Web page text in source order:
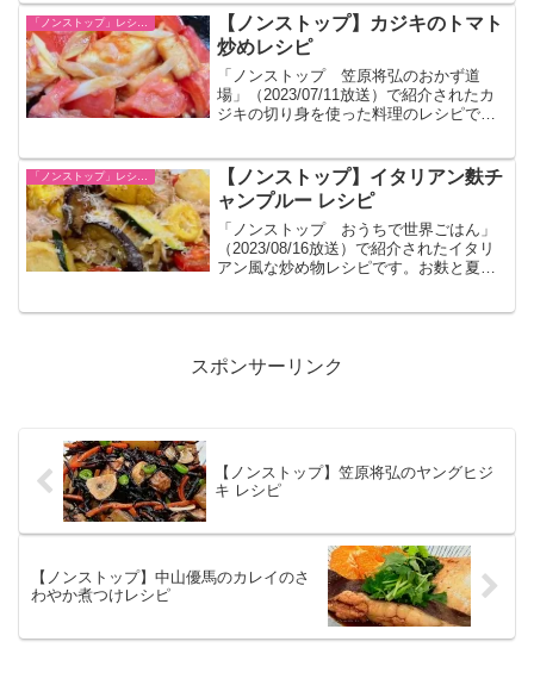
【ノンストップ】カジキのトマト
炒めレシピ
「ノンストップ 笠原将弘のおかず道
場」（2023/07/11放送）で紹介されたカ
ジキの切り身を使った料理のレシピで
【ノンストップ】イタリアン麩チ
ャンプルー レシピ
「ノンストップ おうちで世界ごはん」
（2023/08/16放送）で紹介されたイタリ
アン風な炒め物レシピです。お麩と夏野
スポンサーリンク
【ノンストップ】笠原将弘のヤングヒジ
キ レシピ
【ノンストップ】中山優馬のカレイのさ
わやか煮つけレシピ